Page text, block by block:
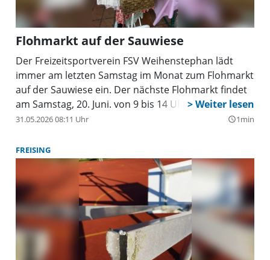
Flohmarkt auf der Sauwiese
Der Freizeitsportverein FSV Weihenstephan lädt
immer am letzten Samstag im Monat zum Flohmarkt
auf der Sauwiese ein. Der nächste Flohmarkt findet
am Samstag, 20. Juni. von 9 bis 14 Uhr statt.
31.05.2026 08:11 Uhr query_builder1min
FREISING